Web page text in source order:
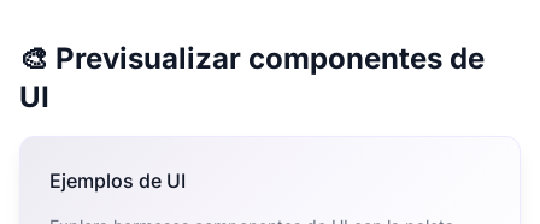
🎨 Previsualizar componentes de
UI
Ejemplos de UI